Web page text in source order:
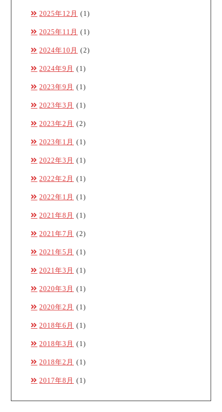
2025年12月 (1)
2025年11月 (1)
2024年10月 (2)
2024年9月 (1)
2023年9月 (1)
2023年3月 (1)
2023年2月 (2)
2023年1月 (1)
2022年3月 (1)
2022年2月 (1)
2022年1月 (1)
2021年8月 (1)
2021年7月 (2)
2021年5月 (1)
2021年3月 (1)
2020年3月 (1)
2020年2月 (1)
2018年6月 (1)
2018年3月 (1)
2018年2月 (1)
2017年8月 (1)